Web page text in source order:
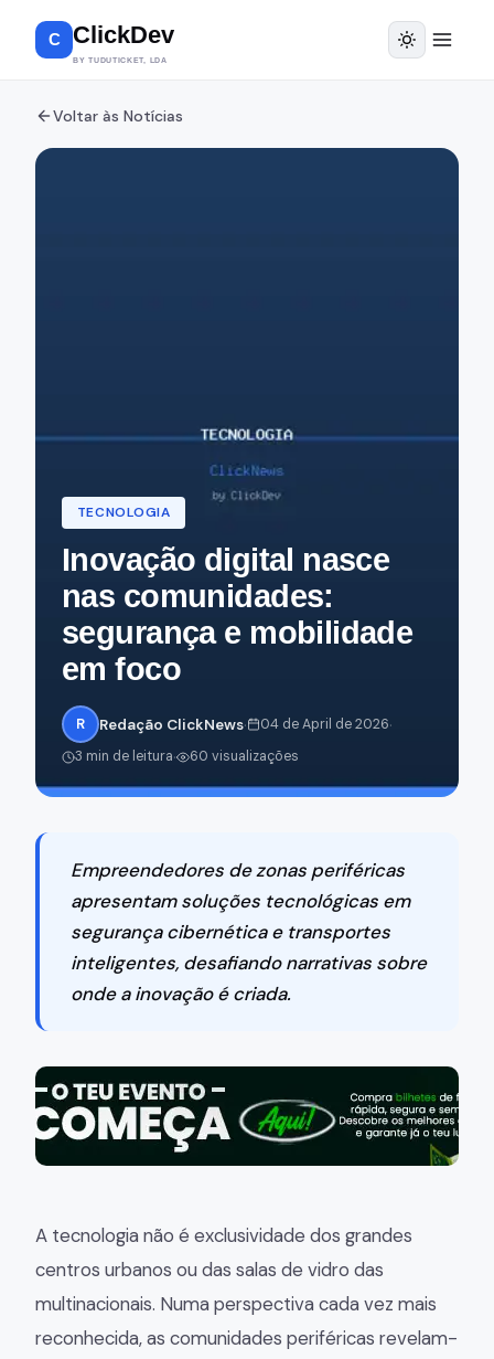
C ClickDev
BY TUDUTICKET, LDA
Voltar às Notícias
TECNOLOGIA
Inovação digital nasce
nas comunidades:
segurança e mobilidade
em foco
R Redação ClickNews· 04 de April de 2026·
3 min de leitura· 60 visualizações
Empreendedores de zonas periféricas
apresentam soluções tecnológicas em
segurança cibernética e transportes
inteligentes, desafiando narrativas sobre
onde a inovação é criada.
A tecnologia não é exclusividade dos grandes
centros urbanos ou das salas de vidro das
multinacionais. Numa perspectiva cada vez mais
reconhecida, as comunidades periféricas revelam-